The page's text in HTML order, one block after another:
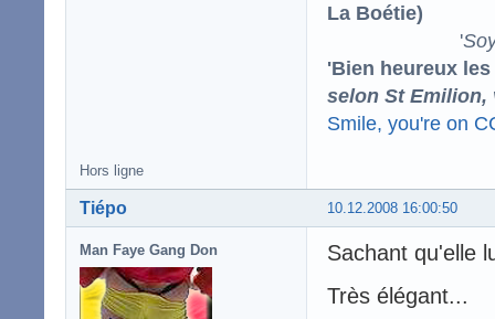
La Boétie)
'
'Bien heureux
selon St Emilion,
Smile, you're on
Hors ligne
10.12.2008 16:00:50
Tiépo
Man Faye Gang Don
Sachant qu'elle
Très élégant...